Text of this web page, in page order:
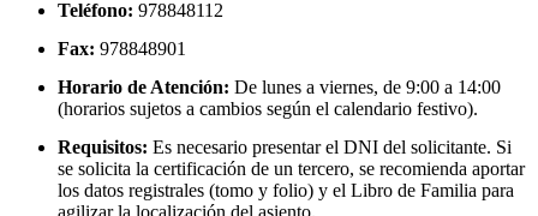
Teléfono: 978848112
Fax: 978848901
Horario de Atención: De lunes a viernes, de 9:00 a 14:00
(horarios sujetos a cambios según el calendario festivo).
Requisitos: Es necesario presentar el DNI del solicitante. Si
se solicita la certificación de un tercero, se recomienda aportar
los datos registrales (tomo y folio) y el Libro de Familia para